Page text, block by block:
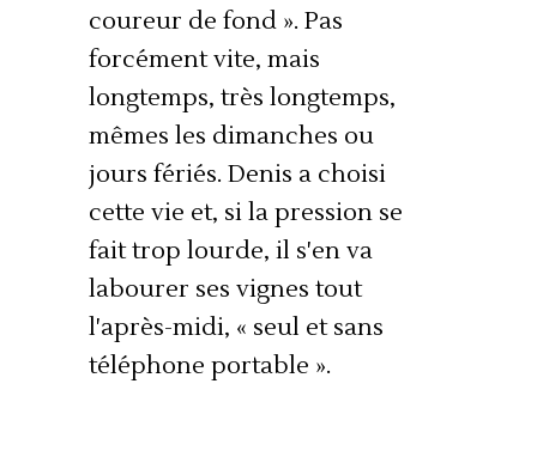
coureur de fond ». Pas
forcément vite, mais
longtemps, très longtemps,
mêmes les dimanches ou
jours fériés. Denis a choisi
cette vie et, si la pression se
fait trop lourde, il s'en va
labourer ses vignes tout
l'après-midi, « seul et sans
téléphone portable ».